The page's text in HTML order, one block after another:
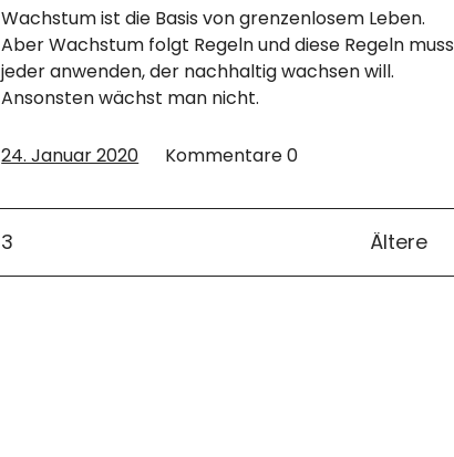
Wachstum ist die Basis von grenzenlosem Leben.
Aber Wachstum folgt Regeln und diese Regeln muss
jeder anwenden, der nachhaltig wachsen will.
Ansonsten wächst man nicht.
24. Januar 2020 Kommentare0
3 Ältere